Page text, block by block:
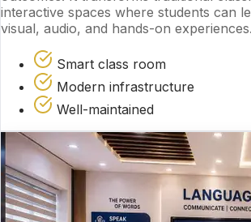
interactive spaces where students can
visual, audio, and hands-on experiences.
Smart class room
Modern infrastructure
Well-maintained